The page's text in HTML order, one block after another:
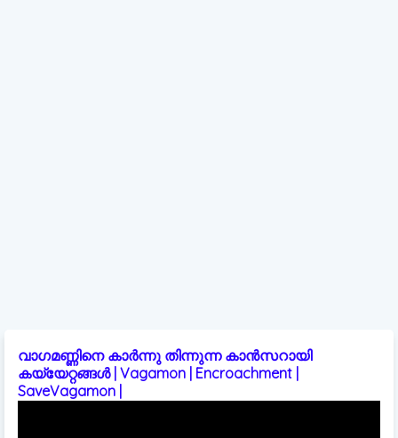
വാഗമണ്ണിനെ കാർന്നു തിന്നുന്ന കാൻസറായി
കയ്യേറ്റങ്ങൾ | Vagamon | Encroachment |
SaveVagamon |